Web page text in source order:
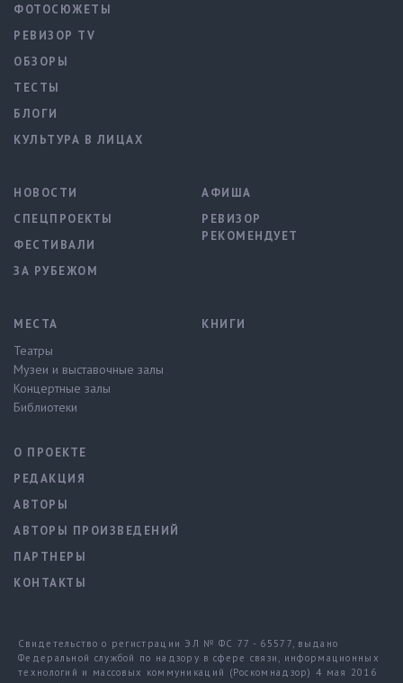
ФОТОСЮЖЕТЫ
РЕВИЗОР TV
ОБЗОРЫ
ТЕСТЫ
БЛОГИ
КУЛЬТУРА В ЛИЦАХ
НОВОСТИ
СПЕЦПРОЕКТЫ
ФЕСТИВАЛИ
ЗА РУБЕЖОМ
АФИША
РЕВИЗОР
РЕКОМЕНДУЕТ
МЕСТА
Театры
Музеи и выставочные залы
Концертные залы
Библиотеки
КНИГИ
О ПРОЕКТЕ
РЕДАКЦИЯ
АВТОРЫ
АВТОРЫ ПРОИЗВЕДЕНИЙ
ПАРТНЕРЫ
КОНТАКТЫ
Свидетельство о регистрации ЭЛ № ФС 77 - 65577, выдано
Федеральной службой по надзору в сфере связи, информационных
технологий и массовых коммуникаций (Роскомнадзор) 4 мая 2016